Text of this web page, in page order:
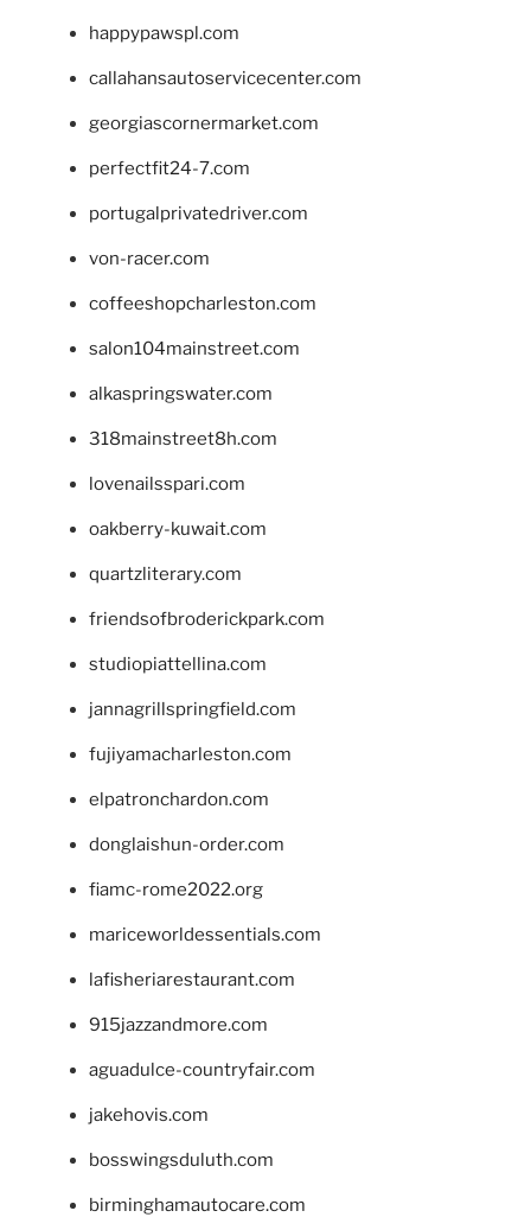
happypawspl.com
callahansautoservicecenter.com
georgiascornermarket.com
perfectfit24-7.com
portugalprivatedriver.com
von-racer.com
coffeeshopcharleston.com
salon104mainstreet.com
alkaspringswater.com
318mainstreet8h.com
lovenailsspari.com
oakberry-kuwait.com
quartzliterary.com
friendsofbroderickpark.com
studiopiattellina.com
jannagrillspringfield.com
fujiyamacharleston.com
elpatronchardon.com
donglaishun-order.com
fiamc-rome2022.org
mariceworldessentials.com
lafisheriarestaurant.com
915jazzandmore.com
aguadulce-countryfair.com
jakehovis.com
bosswingsduluth.com
birminghamautocare.com